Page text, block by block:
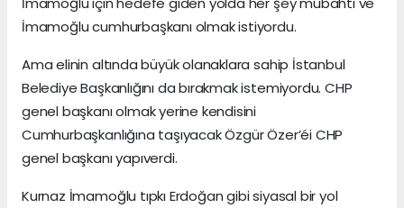
İmamoğlu cumhurbaşkanı olmak istiyordu.
Ama elinin altında büyük olanaklara sahip İstanbul
Belediye Başkanlığını da bırakmak istemiyordu. CHP
genel başkanı olmak yerine kendisini
Cumhurbaşkanlığına taşıyacak Özgür Özer’éi CHP
genel başkanı yapıverdi.
Kurnaz İmamoğlu tıpkı Erdoğan gibi siyasal bir yol